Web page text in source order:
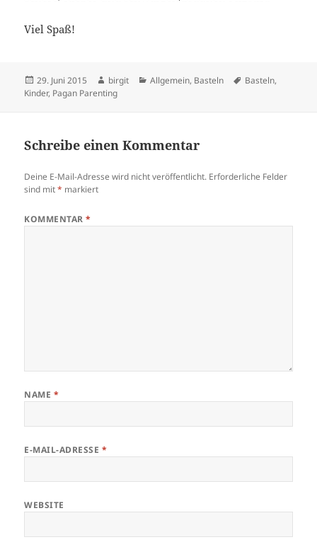
Viel Spaß!
Veröffentlicht
am
29. Juni 2015 Autor
birgit Kategorien
Allgemein, Basteln Schlagwörter
Basteln,
Kinder, Pagan Parenting
Schreibe einen Kommentar
Deine E-Mail-Adresse wird nicht veröffentlicht. Erforderliche Felder
sind mit* markiert
KOMMENTAR*
NAME *
E-MAIL-ADRESSE *
WEBSITE